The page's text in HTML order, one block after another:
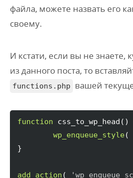
файла, можете назвать его
своему.
И кстати, если вы не знаете,
из данного поста, то
functions.php вашей
function css_to_wp_head ( )
wp_enqueue_style(
}
add_action (